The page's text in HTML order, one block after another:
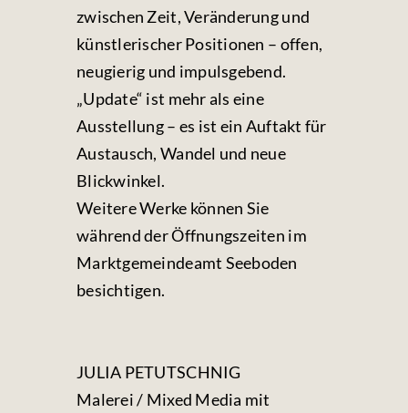
zwischen Zeit, Veränderung und
künstlerischer Positionen – offen,
neugierig und impulsgebend.
„Update“ ist mehr als eine
Ausstellung – es ist ein Auftakt für
Austausch, Wandel und neue
Blickwinkel.
Weitere Werke können Sie
während der Öffnungszeiten im
Marktgemeindeamt Seeboden
besichtigen.
JULIA PETUTSCHNIG
Malerei / Mixed Media mit